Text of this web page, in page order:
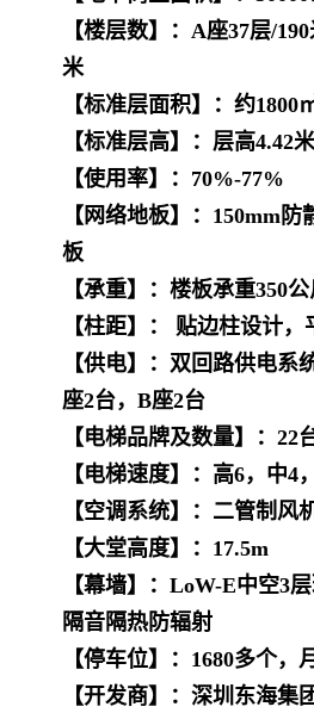
【楼层数】：A座37层/
米
【标准层面积】：约1800
【标准层高】：层高4.42
【使用率】：70%-77%
【网络地板】：150mm
板
【承重】：楼板承重350
【柱距】： 贴边柱设计，
【供电】：双回路供电系
座2台，B座2台
【电梯品牌及数量】：22
【电梯速度】：高6，中4
【空调系统】：二管制风
【大堂高度】：17.5m
【幕墙】：LoW-E中空3
隔音隔热防辐射
【停车位】：1680多个，
【开发商】：深圳东海集